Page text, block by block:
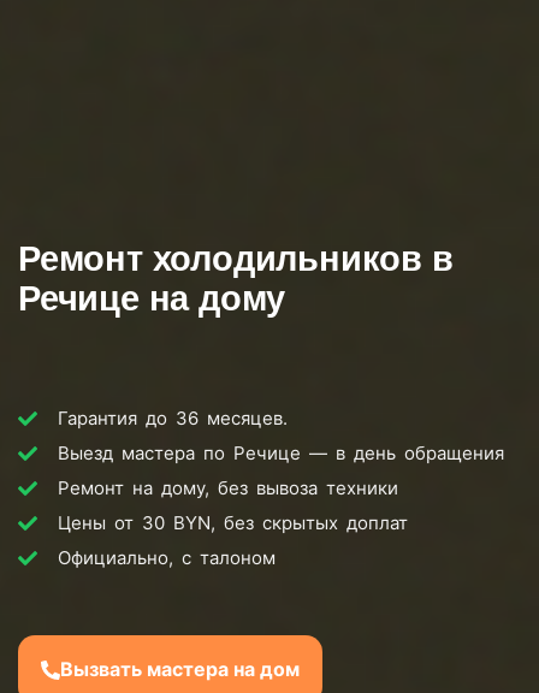
Ремонт холодильников в
Речице на дому
Гарантия до 36 месяцев.
Выезд мастера по Речице — в день обращения
Ремонт на дому, без вывоза техники
Цены от 30 BYN, без скрытых доплат
Официально, с талоном
Вызвать мастера на дом